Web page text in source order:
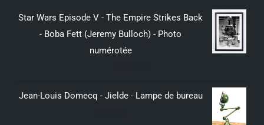
Star Wars Episode V - The Empire Strikes Back
- Boba Fett (Jeremy Bulloch) - Photo
numérotée
Jean-Louis Domecq - Jielde - Lampe de bureau